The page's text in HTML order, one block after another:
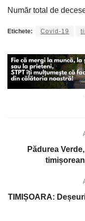
Număr total de
Etichete: Covid-19
Pădurea
TIMIȘOARA: